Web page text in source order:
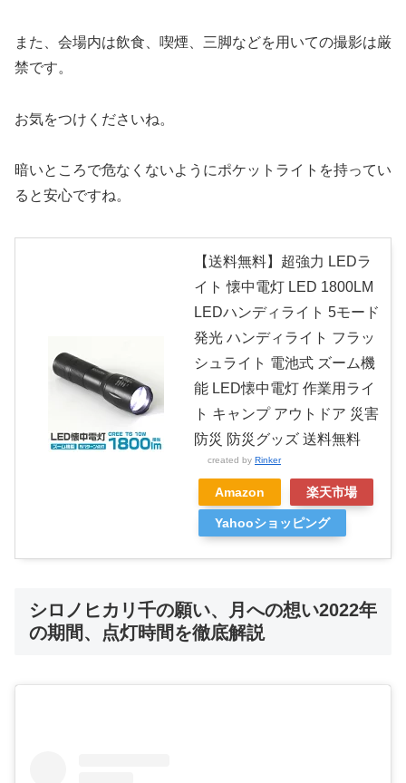
また、会場内は飲食、喫煙、三脚などを用いての撮影は厳
禁です。
お気をつけくださいね。
暗いところで危なくないようにポケットライトを持ってい
ると安心ですね。
【送料無料】超強力 LEDラ
イト 懐中電灯 LED 1800LM
LEDハンディライト 5モード
発光 ハンディライト フラッ
シュライト 電池式 ズーム機
能 LED懐中電灯 作業用ライ
ト キャンプ アウトドア 災害
防災 防災グッズ 送料無料
created by Rinker
Amazon 楽天市場
Yahooショッピング
シロノヒカリ千の願い、月への想い2022年
の期間、点灯時間を徹底解説